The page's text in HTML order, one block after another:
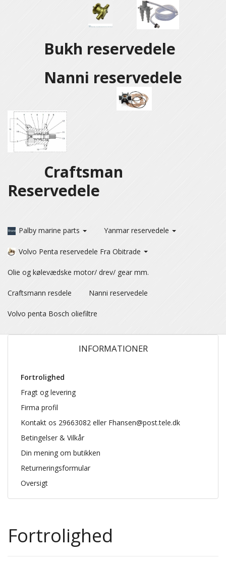
Bukh reservedele
Nanni reservedele
Craftsman
Reservedele
Palby marine parts Yanmar reservedele
Volvo Penta reservedele Fra Obitrade
Olie og kølevædske motor/ drev/ gear mm.
Craftsmann resdele Nanni reservedele
Volvo penta Bosch oliefiltre
INFORMATIONER
Fortrolighed
Fragt og levering
Firma profil
Kontakt os 29663082 eller Fhansen@post.tele.dk
Betingelser & Vilkår
Din mening om butikken
Returneringsformular
Oversigt
Fortrolighed